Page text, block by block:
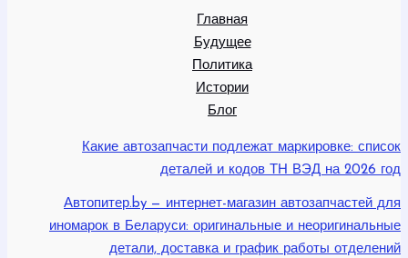
Главная
Будущее
Политика
Истории
Блог
Какие автозапчасти подлежат маркировке: список
деталей и кодов ТН ВЭД на 2026 год
Автопитер.by — интернет-магазин автозапчастей для
иномарок в Беларуси: оригинальные и неоригинальные
детали, доставка и график работы отделений